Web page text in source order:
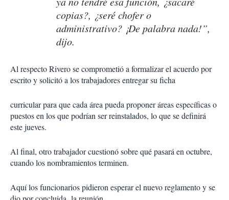
copias?, ¿seré chofer o
administrativo? ¡De palabra nada!”,
dijo.
Al respecto Rivero se comprometió a formalizar el acuerdo por
escrito y solicitó a los trabajadores entregar su ficha
curricular para que cada área pueda proponer áreas específicas o
puestos en los que podrían ser reinstalados, lo que se definirá
este jueves.
Al final, otro trabajador cuestionó sobre qué pasará en octubre,
cuando los nombramientos terminen.
Aquí los funcionarios pidieron esperar el nuevo reglamento y se